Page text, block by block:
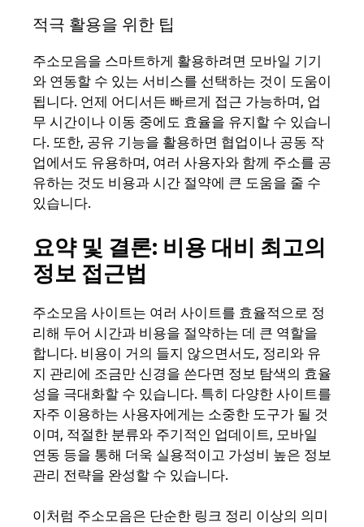
적극 활용을 위한 팁
주소모음을 스마트하게 활용하려면 모바일 기기
와 연동할 수 있는 서비스를 선택하는 것이 도움이
됩니다. 언제 어디서든 빠르게 접근 가능하며, 업
무 시간이나 이동 중에도 효율을 유지할 수 있습니
다. 또한, 공유 기능을 활용하면 협업이나 공동 작
업에서도 유용하며, 여러 사용자와 함께 주소를 공
유하는 것도 비용과 시간 절약에 큰 도움을 줄 수
있습니다.
요약 및 결론: 비용 대비 최고의
정보 접근법
주소모음 사이트는 여러 사이트를 효율적으로 정
리해 두어 시간과 비용을 절약하는 데 큰 역할을
합니다. 비용이 거의 들지 않으면서도, 정리와 유
지 관리에 조금만 신경을 쓴다면 정보 탐색의 효율
성을 극대화할 수 있습니다. 특히 다양한 사이트를
자주 이용하는 사용자에게는 소중한 도구가 될 것
이며, 적절한 분류와 주기적인 업데이트, 모바일
연동 등을 통해 더욱 실용적이고 가성비 높은 정보
관리 전략을 완성할 수 있습니다.
이처럼 주소모음은 단순한 링크 정리 이상의 의미